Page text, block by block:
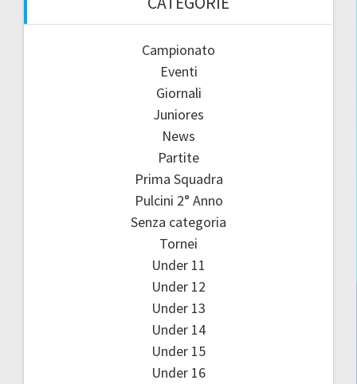
Campionato
Eventi
Giornali
Juniores
News
Partite
Prima Squadra
Pulcini 2° Anno
Senza categoria
Tornei
Under 11
Under 12
Under 13
Under 14
Under 15
Under 16